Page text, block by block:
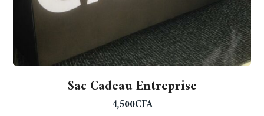
Sac Cadeau Entreprise
4,500CFA